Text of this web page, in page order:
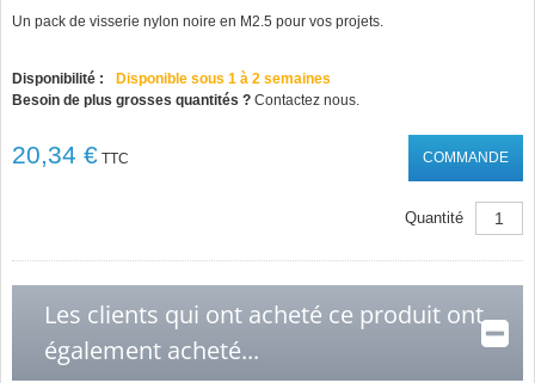
rating
Un pack de visserie nylon noire en M2.5 pour vos projets.
Disponibilité :
Disponible sous 1 à 2 semaines
Besoin de plus grosses quantités ?Contactez nous.
20,34 € TTC COMMANDE
Quantité
Les clients qui ont acheté ce produit ont
également acheté...